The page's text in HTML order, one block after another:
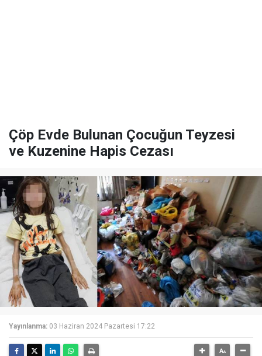
Çöp Evde Bulunan Çocuğun Teyzesi
ve Kuzenine Hapis Cezası
Yayınlanma: 03 Haziran 2024 Pazartesi 17:22